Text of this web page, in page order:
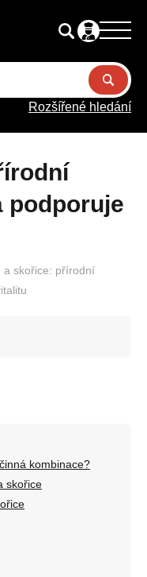
Rozšířené hledání
podporuje
a skořice: přírodní
kombinace?
skořice